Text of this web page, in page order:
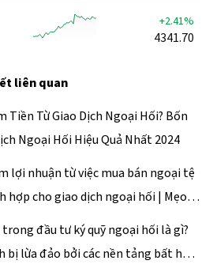
+2.41%
4341.70
liên quan
Tiền Từ Giao Dịch Ngoại Hối? Bốn
Ngoại Hối Hiệu Quả Nhất 2024
lợi nhuận từ việc mua bán ngoại tệ
hợp cho giao dịch ngoại hối | Mẹo
đầu tư ký quỹ ngoại hối là gì?
bị lừa đảo bởi các nền tảng bất hợp